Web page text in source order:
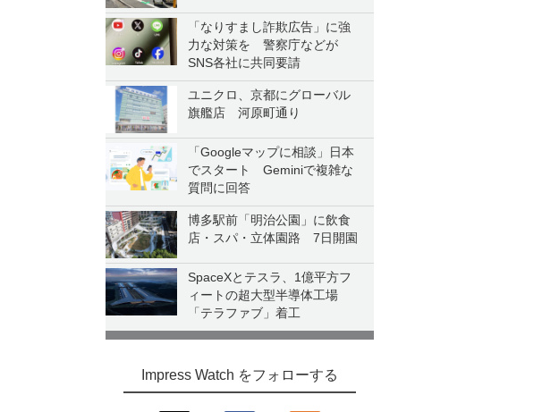
「なりすまし詐欺広告」に強
力な対策を 警察庁などが
SNS各社に共同要請
ユニクロ、京都にグローバル
旗艦店 河原町通り
「Googleマップに相談」日本
でスタート Geminiで複雑な
質問に回答
博多駅前「明治公園」に飲食
店・スパ・立体園路 7日開園
SpaceXとテスラ、1億平方フ
ィートの超大型半導体工場
「テラファブ」着工
Impress Watch をフォローする